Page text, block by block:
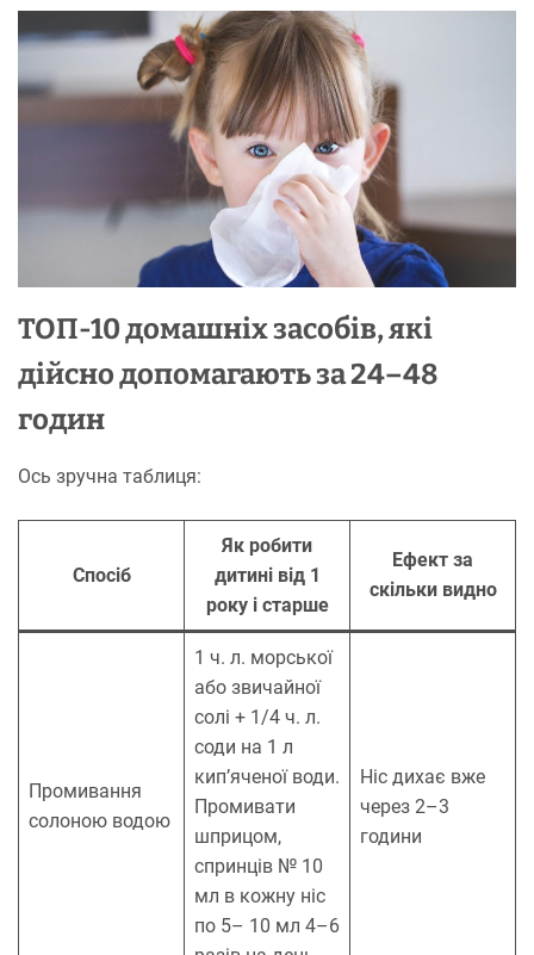
ТОП-10 домашніх засобів, які
дійсно допомагають за 24–48
годин
Ось зручна таблиця:
Спосіб
Як робити
дитині від 1
року і старше
Ефект за
скільки видно
Промивання
солоною водою
1 ч. л. морської
або звичайної
солі + 1/4 ч. л.
соди на 1 л
кип’яченої води.
Промивати
шприцом,
спринців № 10
мл в кожну ніс
по 5– 10 мл 4–6
Ніс дихає вже
через 2–3
години